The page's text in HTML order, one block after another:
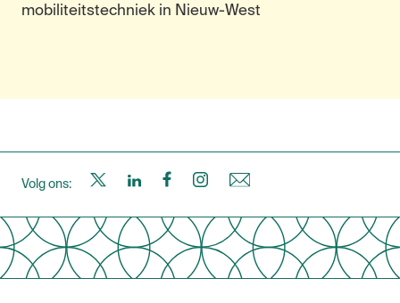
mobiliteitstechniek in Nieuw-West
Volg ons: S
a
S
a
S S
a
N
i